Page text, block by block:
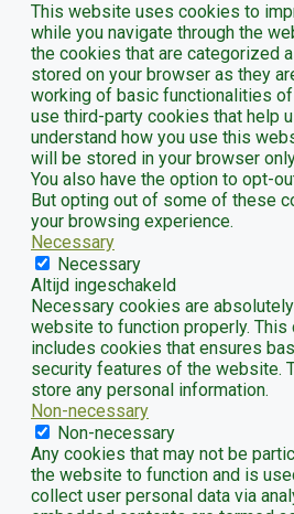
This website uses cookies to
while you navigate through the
the cookies that are categorized
stored on your browser as they
working of basic functionalities
use third-party cookies that help
understand how you use this
will be stored in your browser
You also have the option to opt-
But opting out of some of these
your browsing experience.
Necessary
Necessary
Altijd ingeschakeld
Necessary cookies are
website to function properly. This
includes cookies that ensures
security features of the website.
store any personal information.
Non-necessary
Non-necessary
Any cookies that may not be
the website to function and is
collect user personal data via